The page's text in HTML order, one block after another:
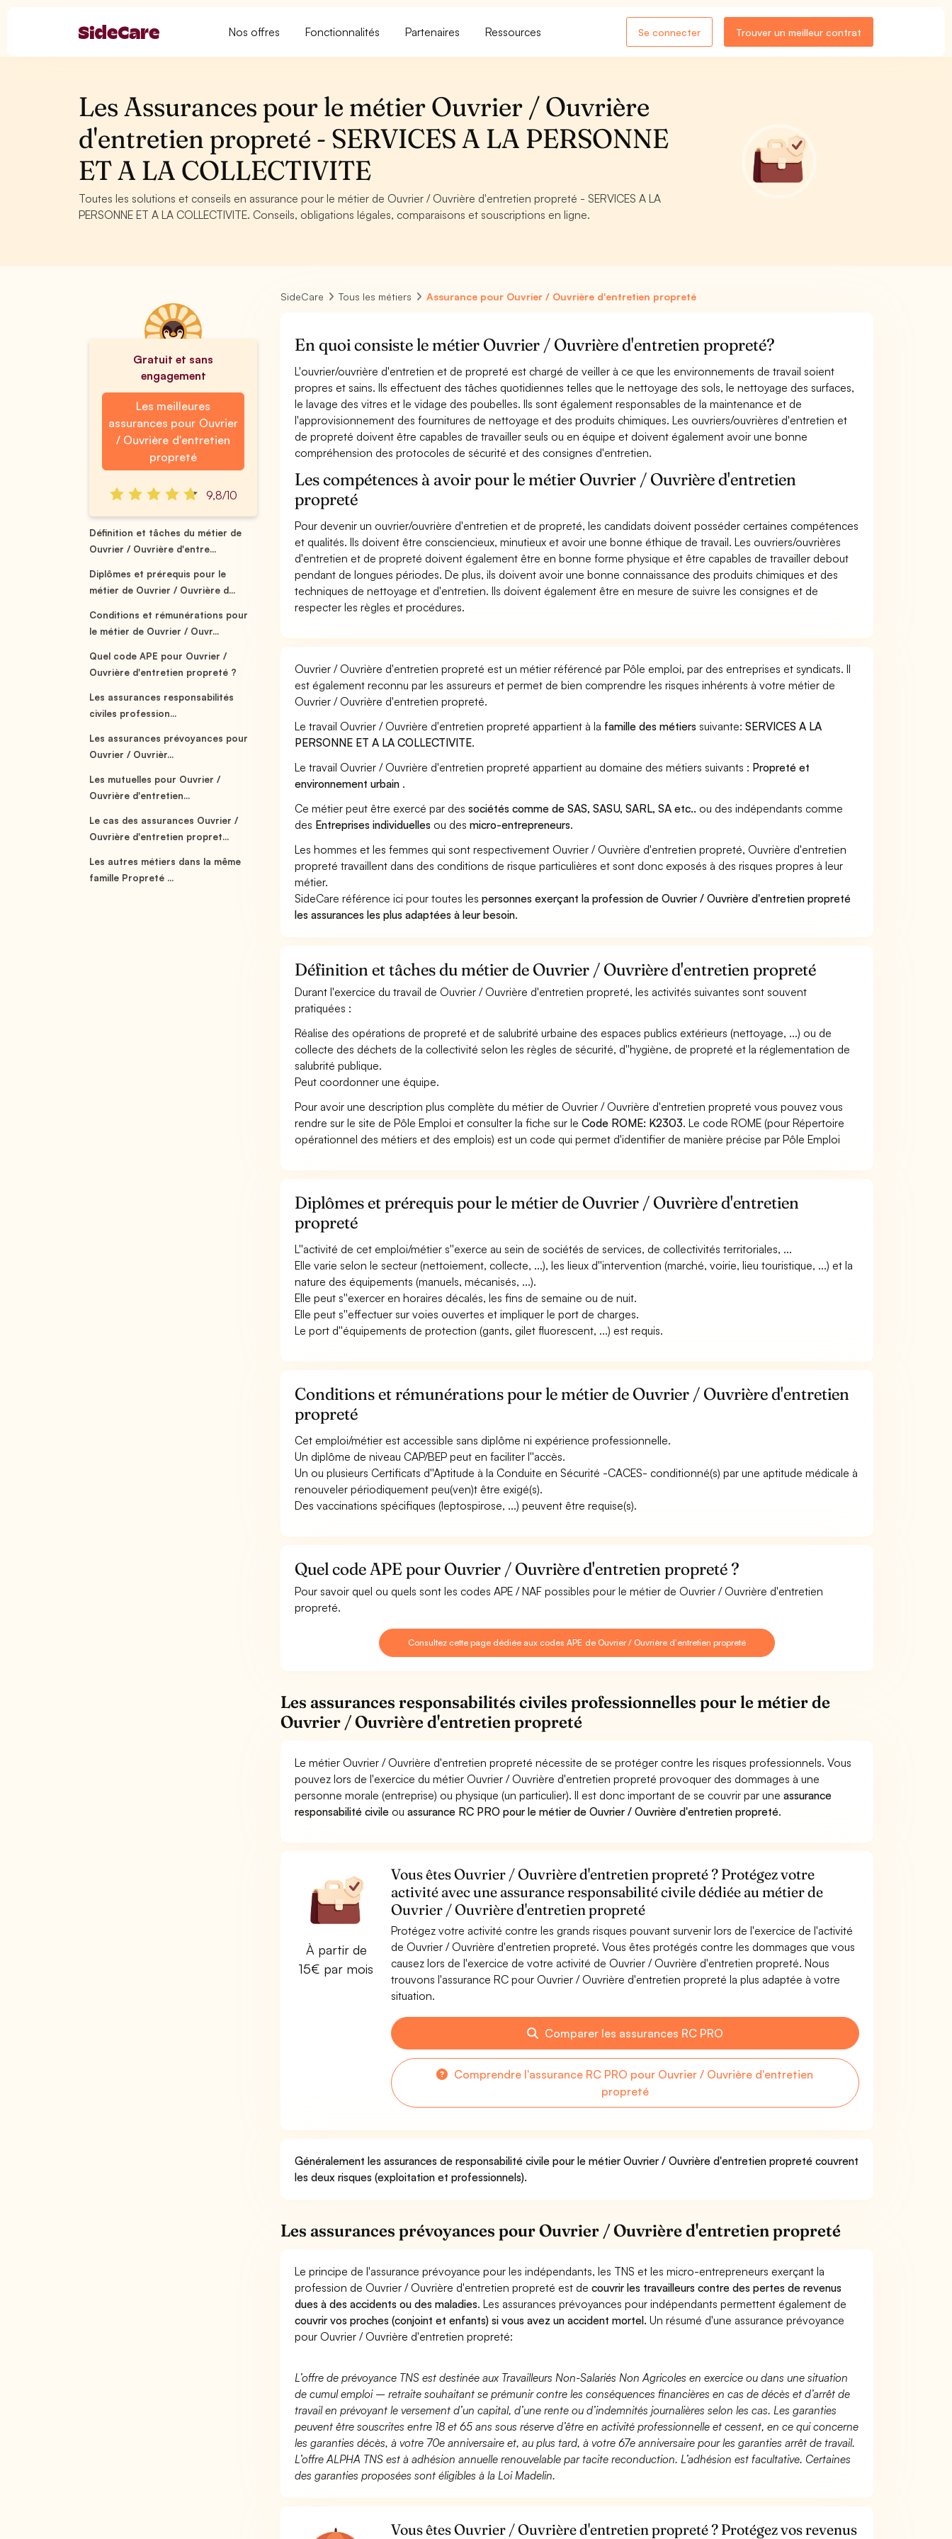
Nos offres Fonctionnalités Partenaires Ressources Se connecter Trouver un meilleur contrat
Les Assurances pour le métier Ouvrier / Ouvrière
d'entretien propreté - SERVICES A LA PERSONNE
ET A LA COLLECTIVITE
Toutes les solutions et conseils en assurance pour le métier de Ouvrier / Ouvrière d'entretien propreté - SERVICES A LA
PERSONNE ET A LA COLLECTIVITE. Conseils, obligations légales, comparaisons et souscriptions en ligne.
Gratuit et sans
engagement
Les meilleures
assurances pour Ouvrier
/ Ouvrière d'entretien
propreté
9,8/10
Définition et tâches du métier de
Ouvrier / Ouvrière d'entre...
Diplômes et prérequis pour le
métier de Ouvrier / Ouvrière d...
Conditions et rémunérations pour
le métier de Ouvrier / Ouvr...
Quel code APE pour Ouvrier /
Ouvrière d'entretien propreté ?
Les assurances responsabilités
civiles profession...
Les assurances prévoyances pour
Ouvrier / Ouvrièr...
Les mutuelles pour Ouvrier /
Ouvrière d'entretien...
Le cas des assurances Ouvrier /
Ouvrière d'entretien propret...
Les autres métiers dans la même
famille Propreté ...
SideCare Tous les métiers Assurance pour Ouvrier / Ouvrière d'entretien propreté
En quoi consiste le métier Ouvrier / Ouvrière d'entretien propreté?
L'ouvrier/ouvrière d'entretien et de propreté est chargé de veiller à ce que les environnements de travail soient
propres et sains. Ils effectuent des tâches quotidiennes telles que le nettoyage des sols, le nettoyage des surfaces,
le lavage des vitres et le vidage des poubelles. Ils sont également responsables de la maintenance et de
l'approvisionnement des fournitures de nettoyage et des produits chimiques. Les ouvriers/ouvrières d'entretien et
de propreté doivent être capables de travailler seuls ou en équipe et doivent également avoir une bonne
compréhension des protocoles de sécurité et des consignes d'entretien.
Les compétences à avoir pour le métier Ouvrier / Ouvrière d'entretien
propreté
Pour devenir un ouvrier/ouvrière d'entretien et de propreté, les candidats doivent posséder certaines compétences
et qualités. Ils doivent être consciencieux, minutieux et avoir une bonne éthique de travail. Les ouvriers/ouvrières
d'entretien et de propreté doivent également être en bonne forme physique et être capables de travailler debout
pendant de longues périodes. De plus, ils doivent avoir une bonne connaissance des produits chimiques et des
techniques de nettoyage et d'entretien. Ils doivent également être en mesure de suivre les consignes et de
respecter les règles et procédures.
Ouvrier / Ouvrière d'entretien propreté est un métier référencé par Pôle emploi, par des entreprises et syndicats. Il
est également reconnu par les assureurs et permet de bien comprendre les risques inhérents à votre métier de
Ouvrier / Ouvrière d'entretien propreté.
Le travail Ouvrier / Ouvrière d'entretien propreté appartient à la famille des métiers suivante:SERVICES A LA
PERSONNE ET A LA COLLECTIVITE.
Le travail Ouvrier / Ouvrière d'entretien propreté appartient au domaine des métiers suivants : Propreté et
environnement urbain .
Ce métier peut être exercé par dessociétés comme de SAS, SASU, SARL, SA etc.. ou des indépendants comme
des Entreprises individuelles ou desmicro-entrepreneurs.
Les hommes et les femmes qui sont respectivement Ouvrier / Ouvrière d'entretien propreté, Ouvrière d'entretien
propreté travaillent dans des conditions de risque particulières et sont donc exposés à des risques propres à leur
métier.
SideCare référence ici pour toutes lespersonnes exerçant la profession de Ouvrier / Ouvrière d'entretien propreté
les assurances les plus adaptées à leur besoin.
Définition et tâches du métier de Ouvrier / Ouvrière d'entretien propreté
Durant l'exercice du travail de Ouvrier / Ouvrière d'entretien propreté, les activités suivantes sont souvent
pratiquées :
Réalise des opérations de propreté et de salubrité urbaine des espaces publics extérieurs (nettoyage, ...) ou de
collecte des déchets de la collectivité selon les règles de sécurité, d''hygiène, de propreté et la réglementation de
salubrité publique.
Peut coordonner une équipe.
Pour avoir une description plus complète du métier de Ouvrier / Ouvrière d'entretien propreté vous pouvez vous
rendre sur le site de Pôle Emploi et consulter la fiche sur leCode ROME: K2303. Le code ROME (pour Répertoire
opérationnel des métiers et des emplois) est un code qui permet d'identifier de manière précise par Pôle Emploi
Diplômes et prérequis pour le métier de Ouvrier / Ouvrière d'entretien
propreté
L''activité de cet emploi/métier s''exerce au sein de sociétés de services, de collectivités territoriales, ...
Elle varie selon le secteur (nettoiement, collecte, ...), les lieux d''intervention (marché, voirie, lieu touristique, ...) et la
nature des équipements (manuels, mécanisés, ...).
Elle peut s''exercer en horaires décalés, les fins de semaine ou de nuit.
Elle peut s''effectuer sur voies ouvertes et impliquer le port de charges.
Le port d''équipements de protection (gants, gilet fluorescent, ...) est requis.
Conditions et rémunérations pour le métier de Ouvrier / Ouvrière d'entretien
propreté
Cet emploi/métier est accessible sans diplôme ni expérience professionnelle.
Un diplôme de niveau CAP/BEP peut en faciliter l''accès.
Un ou plusieurs Certificats d''Aptitude à la Conduite en Sécurité -CACES- conditionné(s) par une aptitude médicale à
renouveler périodiquement peu(ven)t être exigé(s).
Des vaccinations spécifiques (leptospirose, ...) peuvent être requise(s).
Quel code APE pour Ouvrier / Ouvrière d'entretien propreté ?
Pour savoir quel ou quels sont les codes APE / NAF possibles pour le métier de Ouvrier / Ouvrière d'entretien
propreté.
Consultez cette page dédiée aux codes APE de Ouvrier / Ouvrière d'entretien propreté
Les assurances responsabilités civiles professionnelles pour le métier de
Ouvrier / Ouvrière d'entretien propreté
Le métier Ouvrier / Ouvrière d'entretien propreté nécessite de se protéger contre les risques professionnels. Vous
pouvez lors de l'exercice du métier Ouvrier / Ouvrière d'entretien propreté provoquer des dommages à une
personne morale (entreprise) ou physique (un particulier). Il est donc important de se couvrir par uneassurance
responsabilité civile ouassurance RC PRO pour le métier de Ouvrier / Ouvrière d'entretien propreté.
À partir de
15€ par mois
Vous êtes Ouvrier / Ouvrière d'entretien propreté ? Protégez votre
activité avec une assurance responsabilité civile dédiée au métier de
Ouvrier / Ouvrière d'entretien propreté
Protégez votre activité contre les grands risques pouvant survenir lors de l'exercice de l'activité
de Ouvrier / Ouvrière d'entretien propreté. Vous êtes protégés contre les dommages que vous
causez lors de l'exercice de votre activité de Ouvrier / Ouvrière d'entretien propreté. Nous
trouvons l'assurance RC pour Ouvrier / Ouvrière d'entretien propreté la plus adaptée à votre
situation.
Comparer les assurances RC PRO
Comprendre l'assurance RC PRO pour Ouvrier / Ouvrière d'entretien
propreté
Généralement les assurances de responsabilité civile pour le métier Ouvrier / Ouvrière d'entretien propreté couvrent
les deux risques (exploitation et professionnels).
Les assurances prévoyances pour Ouvrier / Ouvrière d'entretien propreté
Le principe de l'assurance prévoyance pour les indépendants, les TNS et les micro-entrepreneurs exerçant la
profession de Ouvrier / Ouvrière d'entretien propreté est decouvrir les travailleurs contre des pertes de revenus
dues à des accidents ou des maladies. Les assurances prévoyances pour indépendants permettent également de
couvrir vos proches (conjoint et enfants) si vous avez un accident mortel. Un résumé d'une assurance prévoyance
pour Ouvrier / Ouvrière d'entretien propreté:
L’offre de prévoyance TNS est destinée aux Travailleurs Non-Salariés Non Agricoles en exercice ou dans une situation
de cumul emploi – retraite souhaitant se prémunir contre les conséquences financières en cas de décès et d’arrêt de
travail en prévoyant le versement d’un capital, d’une rente ou d’indemnités journalières selon les cas. Les garanties
peuvent être souscrites entre 18 et 65 ans sous réserve d’être en activité professionnelle et cessent, en ce qui concerne
les garanties décès, à votre 70e anniversaire et, au plus tard, à votre 67e anniversaire pour les garanties arrêt de travail.
L’offre ALPHA TNS est à adhésion annuelle renouvelable par tacite reconduction. L’adhésion est facultative. Certaines
des garanties proposées sont éligibles à la Loi Madelin.
Vous êtes Ouvrier / Ouvrière d'entretien propreté ? Protégez vos revenus